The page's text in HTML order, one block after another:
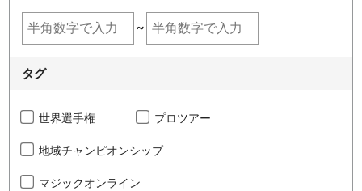
~
タグ
世界選手権 プロツアー
地域チャンピオンシップ
マジックオンライン